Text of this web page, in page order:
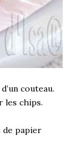
couteau.
les chips.
de papier